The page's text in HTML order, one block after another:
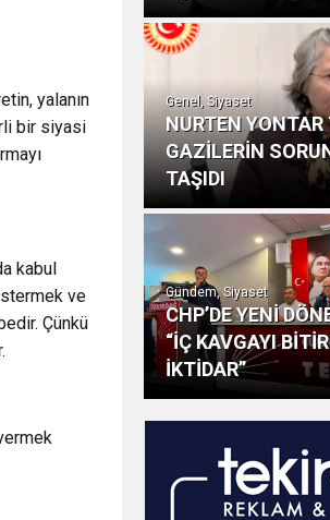
yalanın
bir siyasi
kabul
ve
Çünkü
Genel, Siyaset
NURTEN YONTAR
GAZİLERİN
TAŞIDI
Gündem, Siyaset
CHP’DE YENİ
“İÇ KAVGAYI
İKTİDAR”